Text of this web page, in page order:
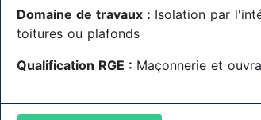
Domaine de travaux : Isolation par
toitures ou plafonds
Qualification RGE : Maçonnerie et